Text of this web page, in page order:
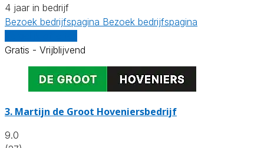
4 jaar in bedrijf
Bezoek bedrijfspagina Bezoek bedrijfspagina
Gratis - Vrijblijvend
3. Martijn de Groot Hoveniersbedrijf
9.0